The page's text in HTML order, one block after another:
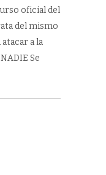
oficial del
del mismo
a la
Se